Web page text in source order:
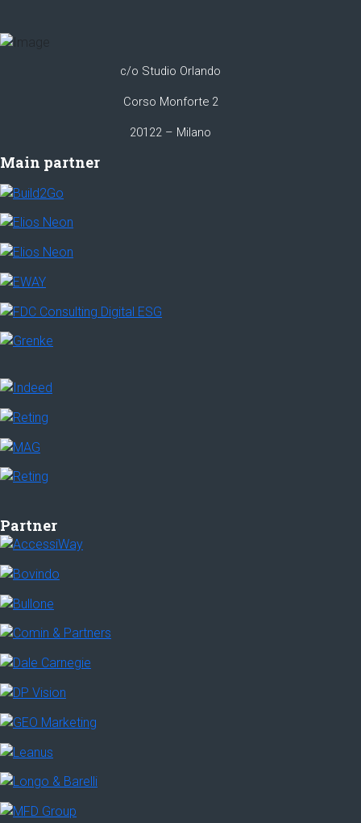
c/o Studio Orlando
Corso Monforte 2
20122 – Milano
Main partner
Partner